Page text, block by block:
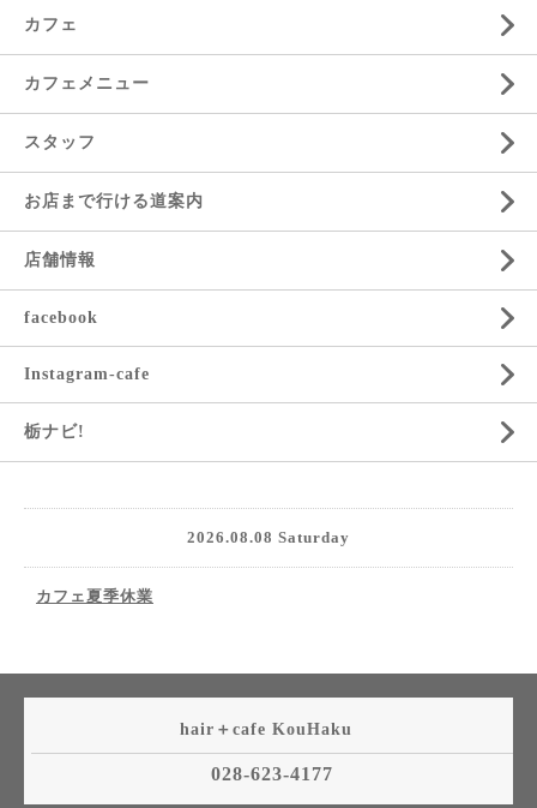
カフェ
カフェメニュー
スタッフ
お店まで行ける道案内
店舗情報
facebook
Instagram-cafe
栃ナビ!
2026.08.08 Saturday
カフェ夏季休業
hair＋cafe KouHaku
028-623-4177